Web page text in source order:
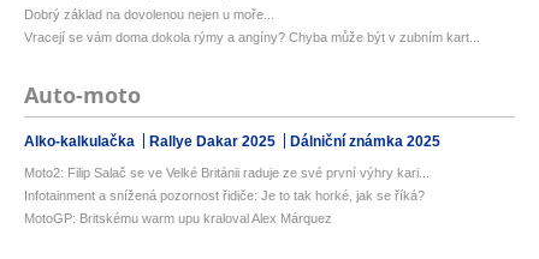
Dobrý základ na dovolenou nejen u moře...
Vracejí se vám doma dokola rýmy a angíny? Chyba může být v zubním kart...
Auto-moto
Alko-kalkulačka Rallye Dakar 2025 Dálniční známka 2025
Moto2: Filip Salač se ve Velké Británii raduje ze své první výhry kari...
Infotainment a snížená pozornost řidiče: Je to tak horké, jak se říká?
MotoGP: Britskému warm upu kraloval Alex Márquez